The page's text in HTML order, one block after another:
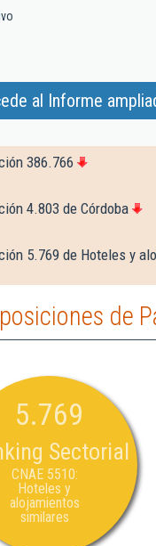
al Informe
386.766
4.803 de Córdoba
5.769 de Hoteles y
de
5.769
Sectorial
CNAE 5510:
Hoteles y
alojamientos
similares